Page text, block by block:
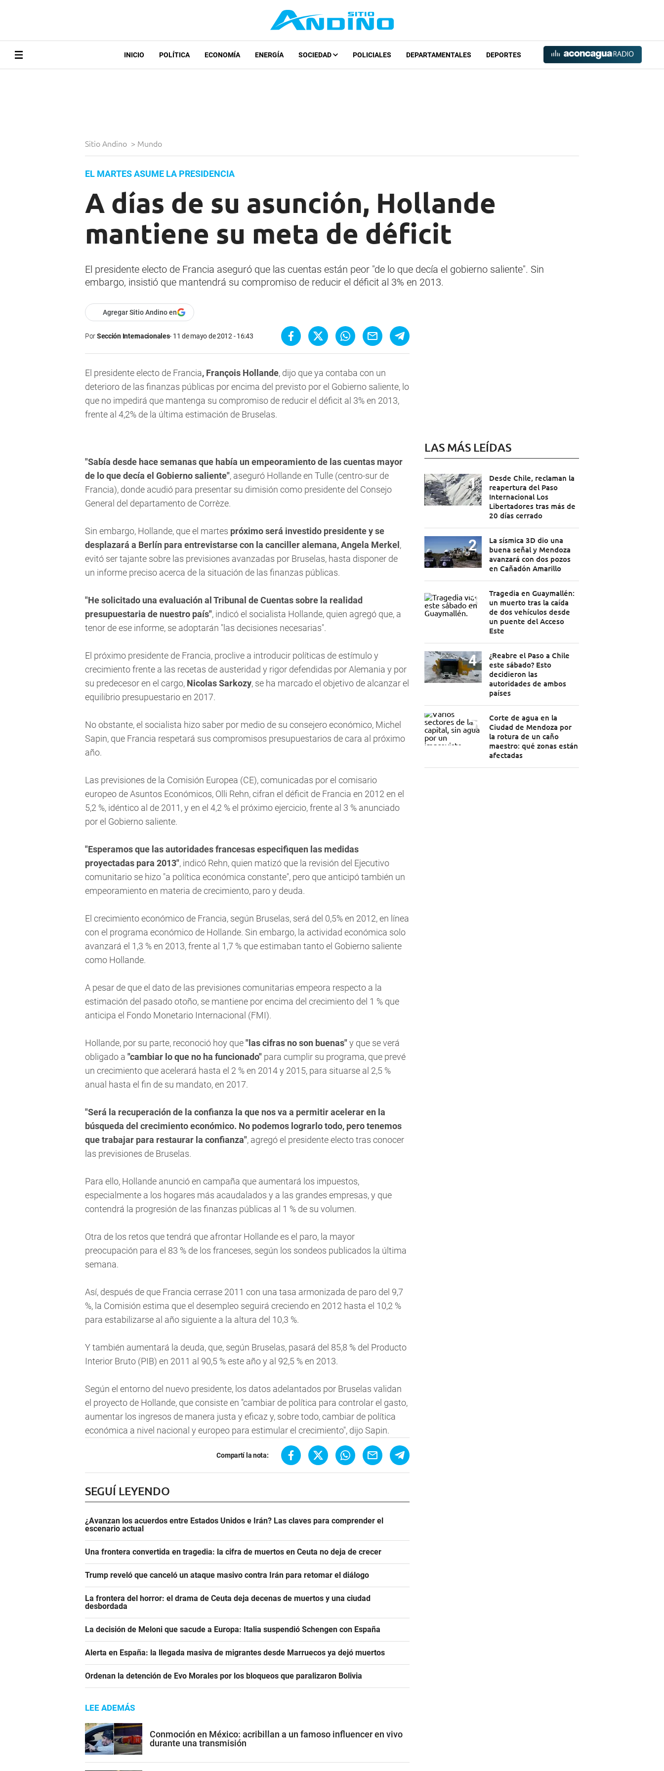
INICIO POLÍTICA ECONOMÍA ENERGÍA SOCIEDAD POLICIALES DEPARTAMENTALES DEPORTES
Sitio Andino > Mundo
EL MARTES ASUME LA PRESIDENCIA
A días de su asunción, Hollande
mantiene su meta de déficit
El presidente electo de Francia aseguró que las cuentas están peor "de lo que decía el gobierno saliente". Sin
embargo, insistió que mantendrá su compromiso de reducir el déficit al 3% en 2013.
Agregar Sitio Andino en
PorSección Internacionales 11 de mayo de 2012 - 16:43
El presidente electo de Francia, François Hollande, dijo que ya contaba con un
deterioro de las finanzas públicas por encima del previsto por el Gobierno saliente, lo
que no impedirá que mantenga su compromiso de reducir el déficit al 3% en 2013,
frente al 4,2% de la última estimación de Bruselas.
"Sabía desde hace semanas que había un empeoramiento de las cuentas mayor
de lo que decía el Gobierno saliente", aseguró Hollande en Tulle (centro-sur de
Francia), donde acudió para presentar su dimisión como presidente del Consejo
General del departamento de Corrèze.
Sin embargo, Hollande, que el martes próximo será investido presidente y se
desplazará a Berlín para entrevistarse con la canciller alemana, Angela Merkel ,
evitó ser tajante sobre las previsiones avanzadas por Bruselas, hasta disponer de
un informe preciso acerca de la situación de las finanzas públicas.
"He solicitado una evaluación al Tribunal de Cuentas sobre la realidad
presupuestaria de nuestro país", indicó el socialista Hollande, quien agregó que, a
tenor de ese informe, se adoptarán "las decisiones necesarias".
El próximo presidente de Francia, proclive a introducir políticas de estímulo y
crecimiento frente a las recetas de austeridad y rigor defendidas por Alemania y por
su predecesor en el cargo, Nicolas Sarkozy, se ha marcado el objetivo de alcanzar el
equilibrio presupuestario en 2017.
No obstante, el socialista hizo saber por medio de su consejero económico, Michel
Sapin, que Francia respetará sus compromisos presupuestarios de cara al próximo
año.
Las previsiones de la Comisión Europea (CE), comunicadas por el comisario
europeo de Asuntos Económicos, Olli Rehn, cifran el déficit de Francia en 2012 en el
5,2 %, idéntico al de 2011, y en el 4,2 % el próximo ejercicio, frente al 3 % anunciado
por el Gobierno saliente.
"Esperamos que las autoridades francesas especifiquen las medidas
proyectadas para 2013", indicó Rehn, quien matizó que la revisión del Ejecutivo
comunitario se hizo "a política económica constante", pero que anticipó también un
empeoramiento en materia de crecimiento, paro y deuda.
El crecimiento económico de Francia, según Bruselas, será del 0,5% en 2012, en línea
con el programa económico de Hollande. Sin embargo, la actividad económica solo
avanzará el 1,3 % en 2013, frente al 1,7 % que estimaban tanto el Gobierno saliente
como Hollande.
A pesar de que el dato de las previsiones comunitarias empeora respecto a la
estimación del pasado otoño, se mantiene por encima del crecimiento del 1 % que
anticipa el Fondo Monetario Internacional (FMI).
Hollande, por su parte, reconoció hoy que"las cifras no son buenas"y que se verá
obligado a "cambiar lo que no ha funcionado" para cumplir su programa, que prevé
un crecimiento que acelerará hasta el 2 % en 2014 y 2015, para situarse al 2,5 %
anual hasta el fin de su mandato, en 2017.
"Será la recuperación de la confianza la que nos va a permitir acelerar en la
búsqueda del crecimiento económico. No podemos lograrlo todo, pero tenemos
que trabajar para restaurar la confianza", agregó el presidente electo tras conocer
las previsiones de Bruselas.
Para ello, Hollande anunció en campaña que aumentará los impuestos,
especialmente a los hogares más acaudalados y a las grandes empresas, y que
contendrá la progresión de las finanzas públicas al 1 % de su volumen.
Otra de los retos que tendrá que afrontar Hollande es el paro, la mayor
preocupación para el 83 % de los franceses, según los sondeos publicados la última
semana.
Así, después de que Francia cerrase 2011 con una tasa armonizada de paro del 9,7
%, la Comisión estima que el desempleo seguirá creciendo en 2012 hasta el 10,2 %
para estabilizarse al año siguiente a la altura del 10,3 %.
Y también aumentará la deuda, que, según Bruselas, pasará del 85,8 % del Producto
Interior Bruto (PIB) en 2011 al 90,5 % este año y al 92,5 % en 2013.
Según el entorno del nuevo presidente, los datos adelantados por Bruselas validan
el proyecto de Hollande, que consiste en "cambiar de política para controlar el gasto,
aumentar los ingresos de manera justa y eficaz y, sobre todo, cambiar de política
económica a nivel nacional y europeo para estimular el crecimiento", dijo Sapin.
Compartí la nota:
SEGUÍ LEYENDO
¿Avanzan los acuerdos entre Estados Unidos e Irán? Las claves para comprender el
escenario actual
Una frontera convertida en tragedia: la cifra de muertos en Ceuta no deja de crecer
Trump reveló que canceló un ataque masivo contra Irán para retomar el diálogo
La frontera del horror: el drama de Ceuta deja decenas de muertos y una ciudad
desbordada
La decisión de Meloni que sacude a Europa: Italia suspendió Schengen con España
Alerta en España: la llegada masiva de migrantes desde Marruecos ya dejó muertos
Ordenan la detención de Evo Morales por los bloqueos que paralizaron Bolivia
LEE ADEMÁS
Conmoción en México: acribillan a un famoso influencer en vivo
durante una transmisión
LAS MÁS LEÍDAS
Desde Chile, reclaman la
reapertura del Paso
Internacional Los
Libertadores tras más de
20 días cerrado
La sísmica 3D dio una
buena señal y Mendoza
avanzará con dos pozos
en Cañadón Amarillo
Tragedia en Guaymallén:
un muerto tras la caída
de dos vehículos desde
un puente del Acceso
Este
¿Reabre el Paso a Chile
este sábado? Esto
decidieron las
autoridades de ambos
países
Corte de agua en la
Ciudad de Mendoza por
la rotura de un caño
maestro: qué zonas están
afectadas